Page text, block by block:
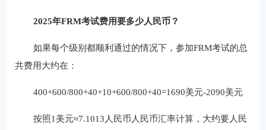
2025年FRM考试费用要多少人民币？
如果每个级别都顺利通过的情况下，参加FRM考试的总
共费用大约在：
400+600/800+40+10+600/800+40=1690美元-2090美元
按照1美元≈7.1013人民币人民币汇率计算，大约要人民